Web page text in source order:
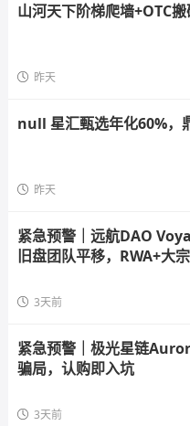
山河天下阶梯爬墙+OTC
昨天
null 星汇甄选年化60%，
昨天
紧急预警｜远航DAO
旧盘团队平移，RWA+大
3天前
紧急预警｜极光星链
骗局，认购即入坑
3天前